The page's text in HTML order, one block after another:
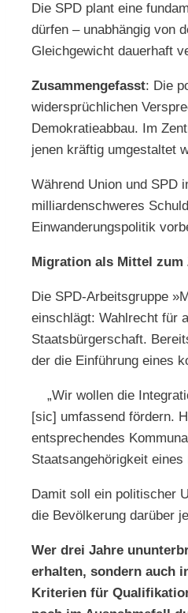
Die SPD plant eine
dürfen – unabhängig von
Gleichgewicht dauerhaft
Zusammengefasst: Die
widersprüchlichen
Demokratieabbau. Im
jenen kräftig umgestaltet
Während Union und SPD
milliardenschweres
Einwanderungspolitik
Migration als Mittel zum
Die SPD-Arbeitsgruppe
einschlägt: Wahlrecht für
Staatsbürgerschaft.
der die Einführung eines
„Wir wollen die
[sic] umfassend fördern.
entsprechendes
Staatsangehörigkeit
Damit soll ein politischer
die Bevölkerung darüber
Wer drei Jahre
erhalten, sondern auch
Kriterien für